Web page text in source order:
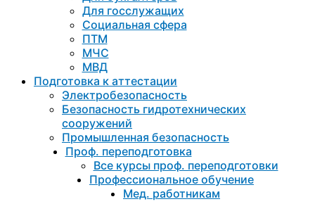
Для госслужащих
Социальная сфера
ПТМ
МЧС
МВД
Подготовка к aттестации
Электробезопасность
Безопасность гидротехнических
сооружений
Промышленная безопасность
Проф. переподготовка
Все курсы проф. переподготовки
Профессиональное обучение
Мед. работникам